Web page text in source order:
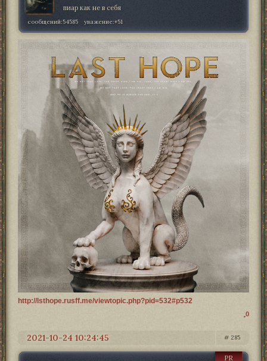
пиар как не в себя
сообщений:54585 уважение:+51
http://lsthope.rusff.me/viewtopic.php?pid=532#p532
0
285
2021-10-24 10:24:45
PR